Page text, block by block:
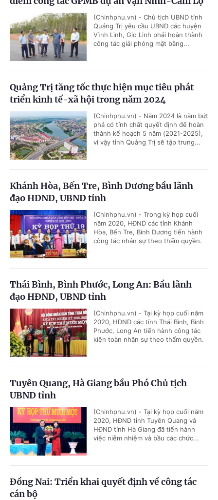
(Chinhphu.vn) - Chủ tịch UBND tỉnh
Quảng Trị yêu cầu UBND các huyện
Vĩnh Linh, Gio Linh phải hoàn thành
công tác giải phóng mặt bằng...
Quảng Trị tăng tốc thực hiện mục tiêu phát
triển kinh tế-xã hội trong năm 2024
(Chinhphu.vn) - Năm 2024 là năm bứt
phá có tính chất quyết định để hoàn
thành kế hoạch 5 năm (2021-2025),
vì vậy tỉnh Quảng Trị sẽ tập trung...
Khánh Hòa, Bến Tre, Bình Dương bầu lãnh
đạo HĐND, UBND tỉnh
(Chinhphu.vn) - Trong kỳ họp cuối
năm 2020, HĐND các tỉnh Khánh
Hòa, Bến Tre, Bình Dương tiến hành
công tác nhân sự theo thẩm quyền.
Thái Bình, Bình Phước, Long An: Bầu lãnh
đạo HĐND, UBND tỉnh
(Chinhphu.vn) - Tại kỳ họp cuối năm
2020, HĐND các tỉnh Thái Bình, Bình
Phước, Long An tiến hành công tác
kiện toàn nhân sự theo thẩm quyền.
Tuyên Quang, Hà Giang bầu Phó Chủ tịch
UBND tỉnh
(Chinhphu.vn) - Tại kỳ họp cuối năm
2020, HĐND tỉnh Tuyên Quang và
HĐND tỉnh Hà Giang đã tiến hành
việc niễm nhiệm và bầu các chức...
Đồng Nai: Triển khai quyết định về công tác
cán bộ